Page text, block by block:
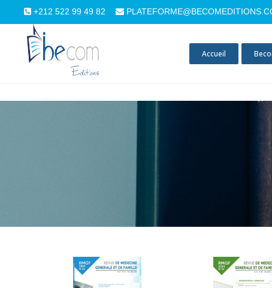
+212 522 99 49 82
Accueil